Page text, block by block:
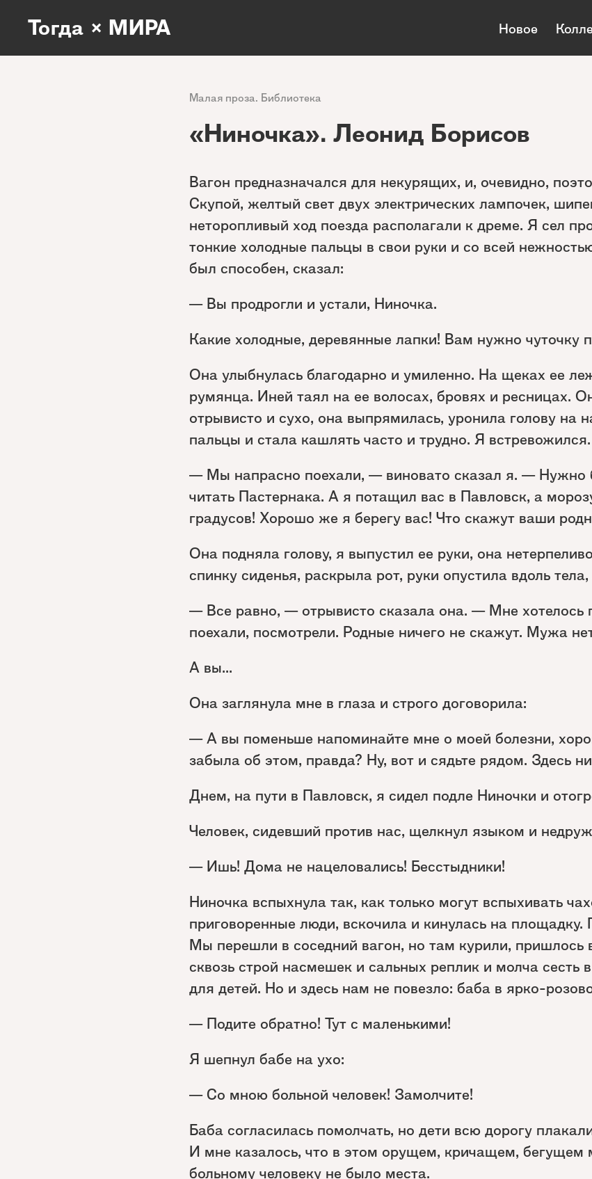
Тогда × МИРА Новое
Малая проза. Библиотека
«Ниночка». Леонид Борисов
Вагон предназначался для некурящих, и, очевидно,
Скупой, желтый свет двух электрических лампочек,
неторопливый ход поезда располагали к дреме. Я сел
тонкие холодные пальцы в свои руки и со всей
был способен, сказал:
— Вы продрогли и устали, Ниночка.
Какие холодные, деревянные лапки! Вам нужно чуточку
Она улыбнулась благодарно и умиленно. На щеках ее
румянца. Иней таял на ее волосах, бровях и ресницах.
отрывисто и сухо, она выпрямилась, уронила голову на
пальцы и стала кашлять часто и трудно. Я встревожился.
— Мы напрасно поехали, — виновато сказал я. — Нужно
читать Пастернака. А я потащил вас в Павловск, а
градусов! Хорошо же я берегу вас! Что скажут ваши
Она подняла голову, я выпустил ее руки, она
спинку сиденья, раскрыла рот, руки опустила вдоль
— Все равно, — отрывисто сказала она. — Мне хотелось
поехали, посмотрели. Родные ничего не скажут. Мужа
А вы...
Она заглянула мне в глаза и строго договорила:
— А вы поменьше напоминайте мне о моей болезни,
забыла об этом, правда? Ну, вот и сядьте рядом. Здесь
Днем, на пути в Павловск, я сидел подле Ниночки и
Человек, сидевший против нас, щелкнул языком и
— Ишь! Дома не нацеловались! Бесстыдники!
Ниночка вспыхнула так, как только могут вспыхивать
приговоренные люди, вскочила и кинулась на
Мы перешли в соседний вагон, но там курили, пришлось
сквозь строй насмешек и сальных реплик и молча сесть
для детей. Но и здесь нам не повезло: баба в ярко-
— Подите обратно! Тут с маленькими!
Я шепнул бабе на ухо:
— Со мною больной человек! Замолчите!
Баба согласилась помолчать, но дети всю дорогу
И мне казалось, что в этом орущем, кричащем, бегущем
больному человеку не было места.